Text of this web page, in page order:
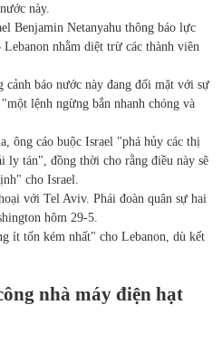
này.
Benjamin Netanyahu thông báo lực
nhằm diệt trừ các thành viên
cảnh báo nước này đang đối mặt với sự
lệnh ngừng bắn nhanh chóng và
ông cáo buộc Israel "phá hủy các thị
ly tán", đồng thời cho rằng điều này sẽ
cho Israel.
với Tel Aviv. Phái đoàn quân sự hai
hôm 29-5.
ít tốn kém nhất" cho Lebanon, dù kết
nhà máy điện hạt